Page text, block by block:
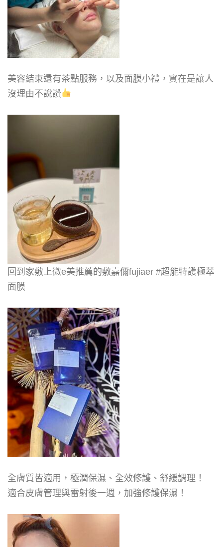
美容結束還有茶點服務，以及面膜小禮，實在是讓人
沒理由不說讚
回到家敷上微e美推薦的敷嘉儞fujiaer #超能特護極萃
面膜
全膚質皆適用，極潤保濕、全效修護、舒緩調理！
適合皮膚管理與雷射後一週，加強修護保濕！